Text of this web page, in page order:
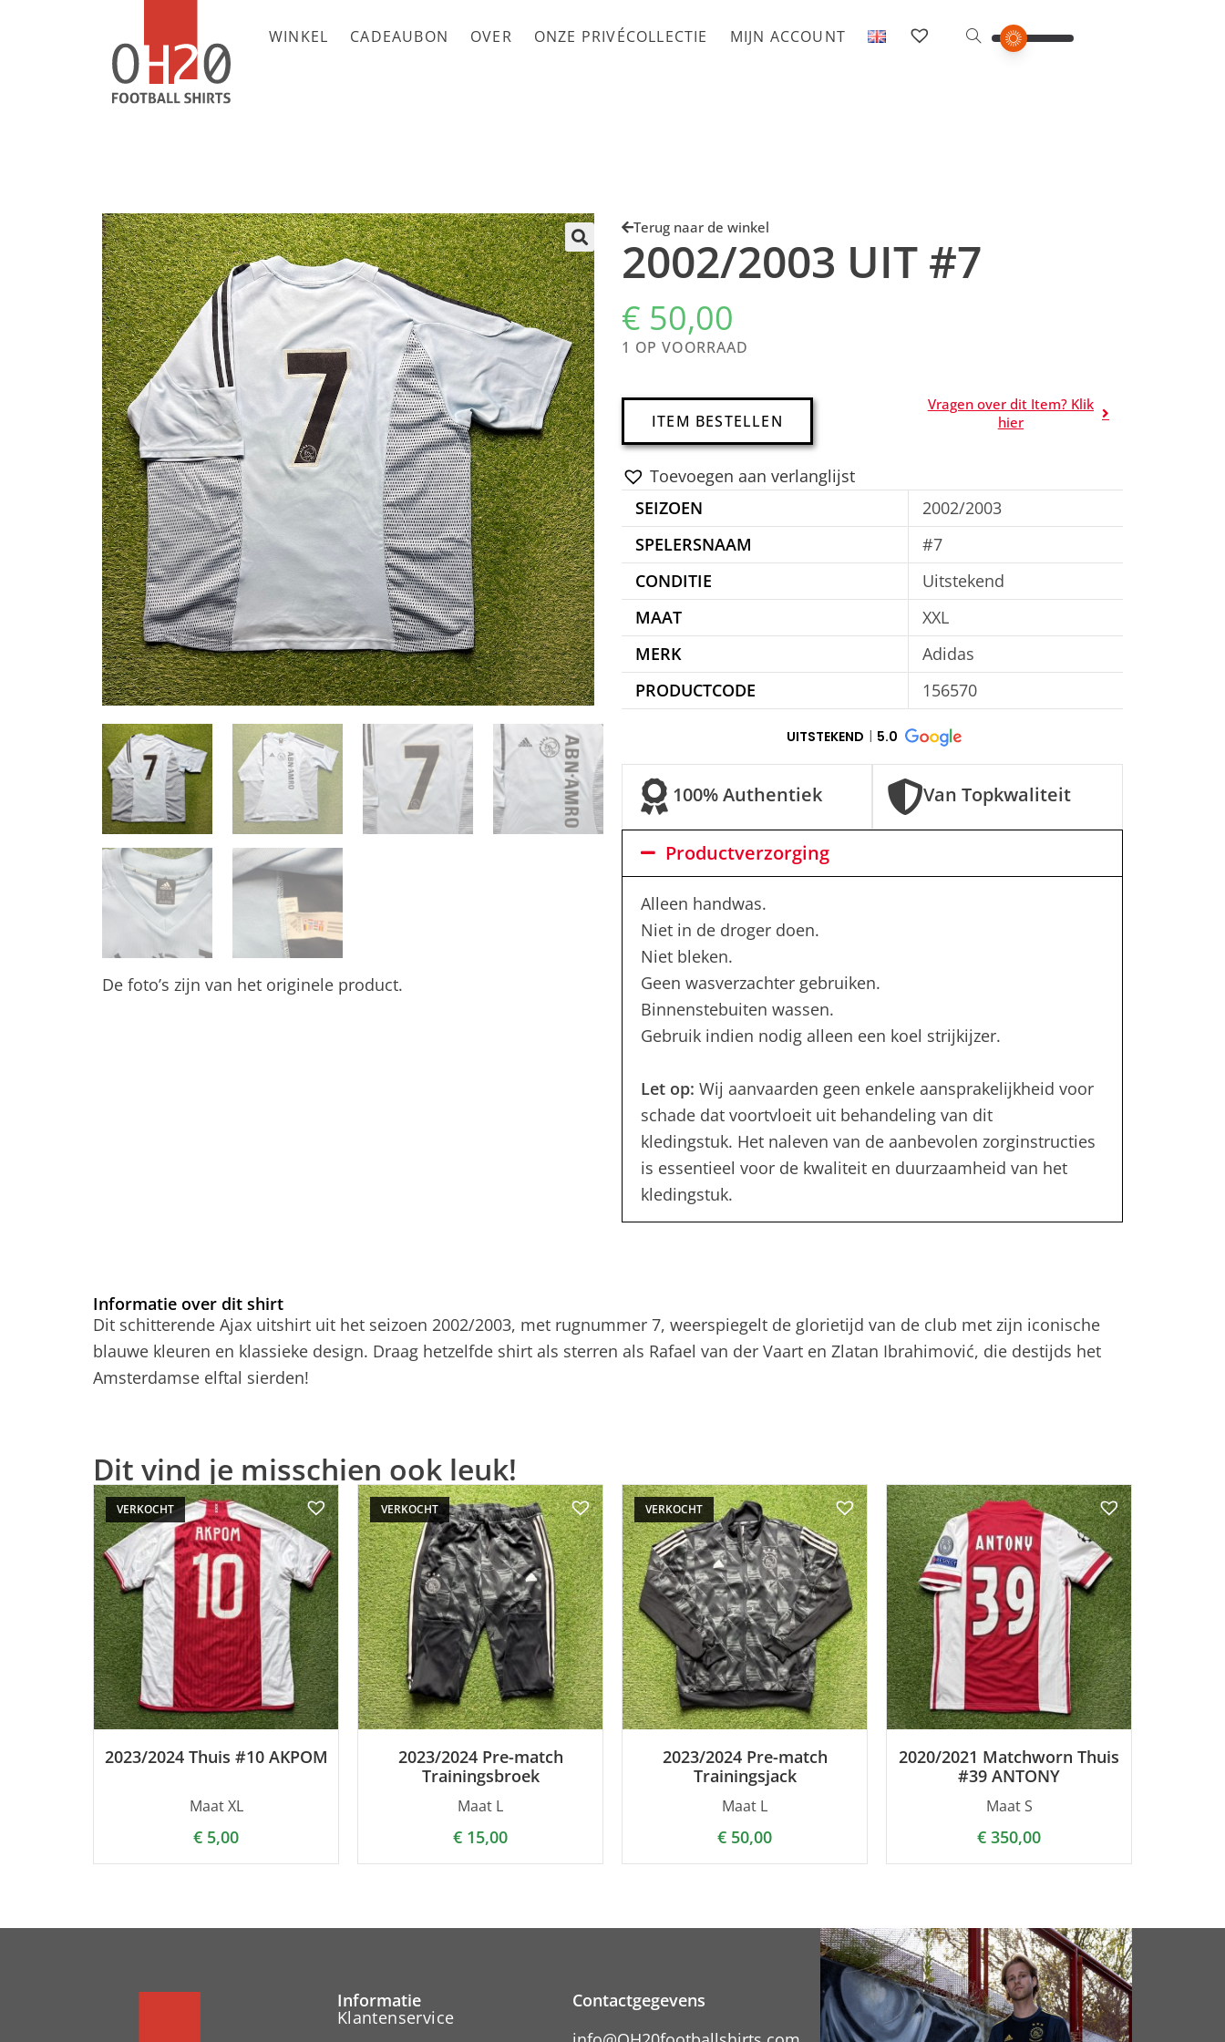
WINKEL CADEAUBON OVER ONZE PRIVÉCOLLECTIE MIJN ACCOUNT
De foto’s zijn van het originele product.
Terug naar de winkel
2002/2003 UIT #7
€ 50,00
1 OP VOORRAAD
ITEM BESTELLEN
e
a
t
e
Vragen over dit Item? Klik
hier
Toevoegen aan verlanglijst
SEIZOEN
2002/2003
SPELERSNAAM
#7
CONDITIE
Uitstekend
MAAT
XXL
MERK
Adidas
PRODUCTCODE
156570
UITSTEKEND 5.0
100% Authentiek Van Topkwaliteit
Productverzorging
Alleen handwas.
Niet in de droger doen.
Niet bleken.
Geen wasverzachter gebruiken.
Binnenstebuiten wassen.
Gebruik indien nodig alleen een koel strijkijzer.
Let op: Wij aanvaarden geen enkele aansprakelijkheid voor
schade dat voortvloeit uit behandeling van dit
kledingstuk. Het naleven van de aanbevolen zorginstructies
is essentieel voor de kwaliteit en duurzaamheid van het
kledingstuk.
Informatie over dit shirt
Dit schitterende Ajax uitshirt uit het seizoen 2002/2003, met rugnummer 7, weerspiegelt de glorietijd van de club met zijn iconische
blauwe kleuren en klassieke design. Draag hetzelfde shirt als sterren als Rafael van der Vaart en Zlatan Ibrahimović, die destijds het
Amsterdamse elftal sierden!
Dit vind je misschien ook leuk!
VERKOCHT
2023/2024 Thuis #10 AKPOM
Maat XL
€ 5,00
VERKOCHT
2023/2024 Pre-match
Trainingsbroek
Maat L
€ 15,00
VERKOCHT
2023/2024 Pre-match
Trainingsjack
Maat L
€ 50,00
2020/2021 Matchworn Thuis
#39 ANTONY
Maat S
€ 350,00
Informatie
Klantenservice
Contactgegevens